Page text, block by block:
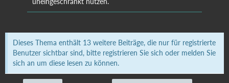
Dieses Thema enthält 13 weitere Beiträge, die nur für registrierte
Benutzer sichtbar sind, bitte registrieren Sie sich oder melden Sie
sich an um diese lesen zu können.